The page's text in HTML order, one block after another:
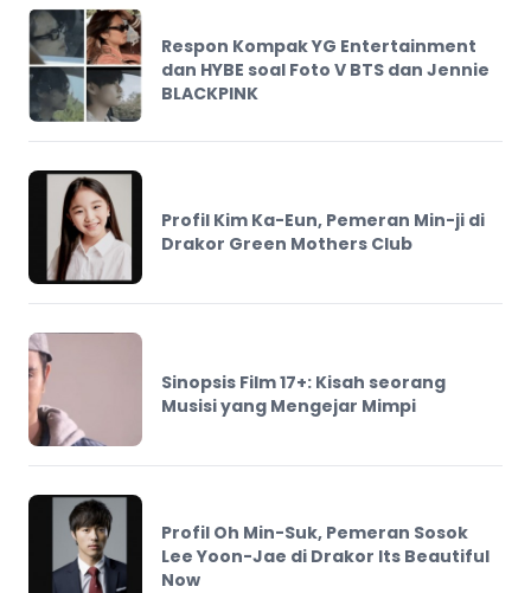
Respon Kompak YG Entertainment
dan HYBE soal Foto V BTS dan Jennie
BLACKPINK
Profil Kim Ka-Eun, Pemeran Min-ji di
Drakor Green Mothers Club
Sinopsis Film 17+: Kisah seorang
Musisi yang Mengejar Mimpi
Profil Oh Min-Suk, Pemeran Sosok
Lee Yoon-Jae di Drakor Its Beautiful
Now